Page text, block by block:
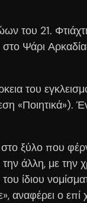
του 21.
στο Ψάρι
του
«Ποιητικά»).
ξύλο που
άλλη, με την
ίδιου
αναφέρει ο